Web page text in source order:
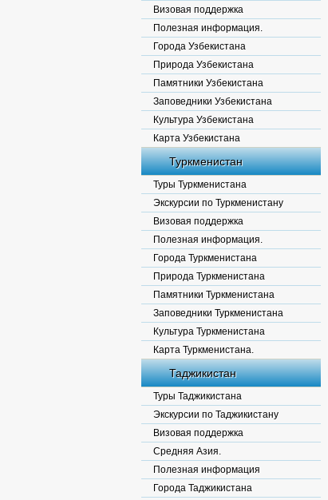
Визовая поддержка
Полезная информация.
Города Узбекистана
Природа Узбекистана
Памятники Узбекистана
Заповедники Узбекистана
Культура Узбекистана
Карта Узбекистана
Туркменистан
Туры Туркменистана
Экскурсии по Туркменистану
Визовая поддержка
Полезная информация.
Города Туркменистана
Природа Туркменистана
Памятники Туркменистана
Заповедники Туркменистана
Культура Туркменистана
Карта Туркменистана.
Таджикистан
Туры Таджикистана
Экскурсии по Таджикистану
Визовая поддержка
Средняя Азия.
Полезная информация
Города Таджикистана